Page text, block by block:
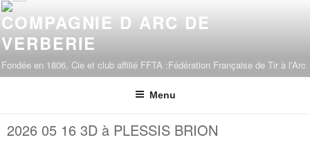
COMPAGNIE D ARC DE
VERBERIE
Fondée en 1806, Cie et club affilié FFTA :Fédération Française de Tir à l'Arc
Menu
2026 05 16 3D à PLESSIS BRION